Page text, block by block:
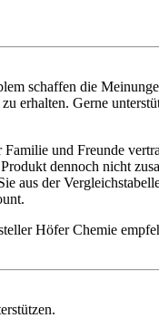
schaffen die
erhalten. Gerne
und Freunde
dennoch nicht
aus der
Höfer Chemie